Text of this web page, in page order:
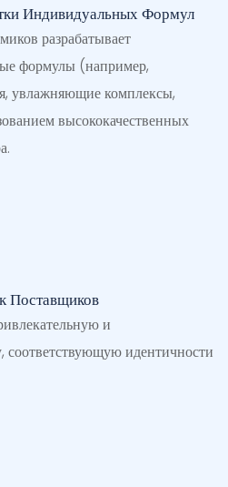
Индивидуальных Формул
разрабатывает
формулы (например,
увлажняющие комплексы,
высококачественных
Поставщиков
и
идентичности